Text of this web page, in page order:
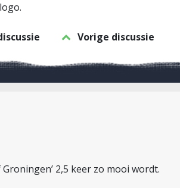
Vorige discussie
2,5 keer zo mooi wordt.